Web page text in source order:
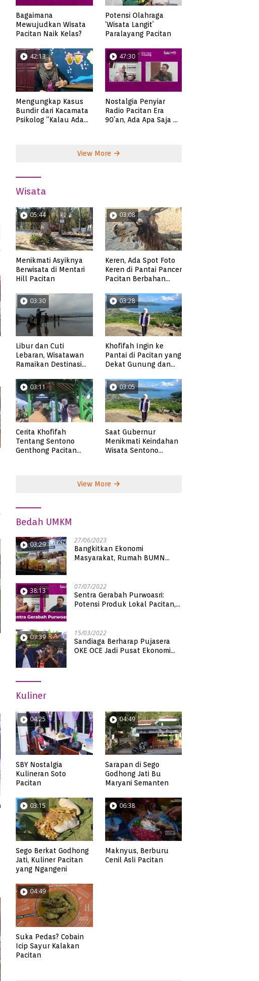
Bagaimana
Mewujudkan Wisata
Pacitan Naik Kelas?
Potensi Olahraga
‘Wisata Langit’
Paralayang Pacitan
42:13
Mengungkap Kasus
Bundir dari Kacamata
Psikolog “Kalau Ada
47:30
Nostalgia Penyiar
Radio Pacitan Era
90’an, Ada Apa Saja di
View More
Wisata
05:44
Menikmati Asyiknya
Berwisata di Mentari
Hill Pacitan
03:08
Keren, Ada Spot Foto
Keren di Pantai Pancer
Pacitan Berbahan
03:30
Libur dan Cuti
Lebaran, Wisatawan
Ramaikan Destinasi
03:28
Khofifah Ingin ke
Pantai di Pacitan yang
Dekat Gunung dan
Pangasan?
03:11
Cerita Khofifah
Tentang Sentono
Genthong Pacitan
03:05
Saat Gubernur
Menikmati Keindahan
Wisata Sentono
View More
Bedah UMKM
03:29 27/06/2023
Bangkitkan Ekonomi
Masyarakat, Rumah BUMN
38:13 07/07/2022
Sentra Gerabah Purwoasri:
Potensi Produk Lokal Pacitan,
03:39 15/03/2022
Sandiaga Berharap Pujasera
OKE OCE Jadi Pusat Ekonomi
Kuliner
04:25
SBY Nostalgia
Kulineran Soto
Pacitan
04:49
Sarapan di Sego
Godhong Jati Bu
Maryani Semanten
03:15
Sego Berkat Godhong
Jati, Kuliner Pacitan
yang Ngangeni
06:38
Maknyus, Berburu
Cenil Asli Pacitan
04:49
Suka Pedas? Cobain
Icip Sayur Kalakan
Pacitan